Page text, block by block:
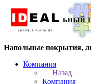
Напольные покрытия,
Компания
Назад
Компания